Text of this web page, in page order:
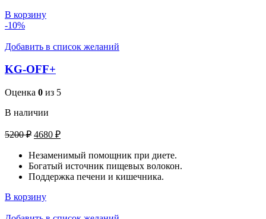
В корзину
-10%
Добавить в список желаний
KG-OFF+
Оценка 0 из 5
В наличии
5200₽ Первоначальная
составляла
5200 ₽.
4680 ₽Текущая
4680 ₽.
Незаменимый помощник при диете.
Богатый источник пищевых волокон.
Поддержка печени и кишечника.
В корзину